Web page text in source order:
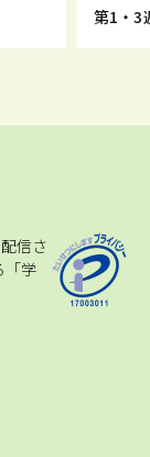
第1・3
信さ
「学